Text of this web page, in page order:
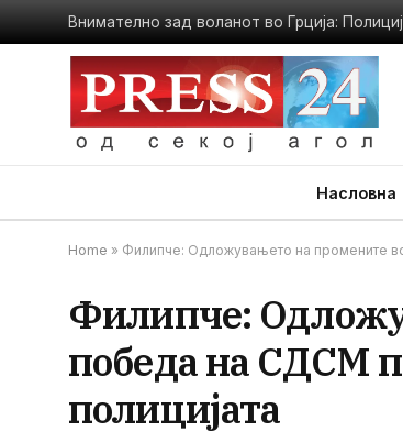
Внимателно зад воланот во Грција:
Насловна
Home » Филипче: Одложувањето на промените
Филипче:
победа на СДСМ
полицијата